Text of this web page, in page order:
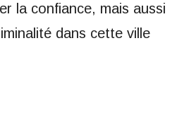
la confiance, mais aussi
dans cette ville